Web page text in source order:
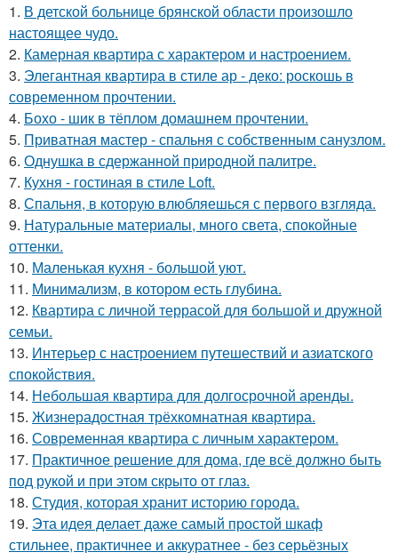
1. В детской больнице брянской области произошло
настоящее чудо.
2. Камерная квартира с характером и настроением.
3. Элегантная квартира в стиле ар - деко: роскошь в
современном прочтении.
4. Бохо - шик в тёплом домашнем прочтении.
5. Приватная мастер - спальня с собственным санузлом.
6. Однушка в сдержанной природной палитре.
7. Кухня - гостиная в стиле Loft.
8. Спальня, в которую влюбляешься с первого взгляда.
9. Натуральные материалы, много света, спокойные
оттенки.
10. Маленькая кухня - большой уют.
11. Минимализм, в котором есть глубина.
12. Квартира с личной террасой для большой и дружной
семьи.
13. Интерьер с настроением путешествий и азиатского
спокойствия.
14. Небольшая квартира для долгосрочной аренды.
15. Жизнерадостная трёхкомнатная квартира.
16. Современная квартира с личным характером.
17. Практичное решение для дома, где всё должно быть
под рукой и при этом скрыто от глаз.
18. Студия, которая хранит историю города.
19. Эта идея делает даже самый простой шкаф
стильнее, практичнее и аккуратнее - без серьёзных